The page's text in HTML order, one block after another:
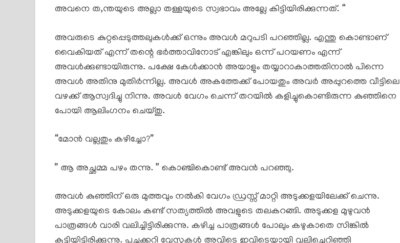
അവനെ ത,ന്തയുടെ അല്ലാ തള്ളയുടെ സ്വഭാവം അല്ലേ കിട്ടിയിരിക്കുന്നത്. “
അവരുടെ കുറ്റപ്പെടുത്തലുകൾക്ക് ഒന്നും അവൾ മറുപടി പറഞ്ഞില്ല. എന്തു കൊണ്ടാണ്
വൈകിയത് എന്ന് തന്റെ ഭർത്താവിനോട് എങ്കിലും ഒന്ന് പറയണം എന്ന്
അവൾക്കുണ്ടായിരുന്നു. പക്ഷേ കേൾക്കാൻ അയാളും തയ്യാറാകാത്തതിനാൽ പിന്നെ
അവൾ അതിനു മുതിർന്നില്ല. അവൾ അകത്തേക്ക് പോയതും അവർ അപ്പുറത്തെ വീട്ടിലെ
വഴക്ക് ആസ്വദിച്ചു നിന്നു. അവൾ വേഗം ചെന്ന് തറയിൽ കളിച്ചുകൊണ്ടിരുന്ന കുഞ്ഞിനെ
പോയി ആലിംഗനം ചെയ്തു.
“മോൻ വല്ലതും കഴിച്ചോ?”
” ആ അച്ഛമ്മ പഴം തന്നു. ” കൊഞ്ചികൊണ്ട് അവൻ പറഞ്ഞു.
അവൾ കുഞ്ഞിന് ഒരു മുത്തവും നൽകി വേഗം ഡ്രസ്സ് മാറ്റി അടുക്കളയിലേക്ക് ചെന്നു.
അടുക്കളയുടെ കോലം കണ്ട് സത്യത്തിൽ അവളുടെ തലകറങ്ങി. അടുക്കള മുഴുവൻ
പാത്രങ്ങൾ വാരി വലിച്ചിട്ടിരിക്കുന്നു. കഴിച്ച പാത്രങ്ങൾ പോലും കഴുകാതെ സിങ്കിൽ
കൂട്ടിയിട്ടിരിക്കുന്നു. പച്ചക്കറി വേസ്റ്റുകൾ അവിടെ ഇവിടെയായി വലിച്ചെറിഞ്ഞി